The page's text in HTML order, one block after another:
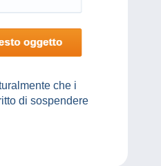
che i
di sospendere